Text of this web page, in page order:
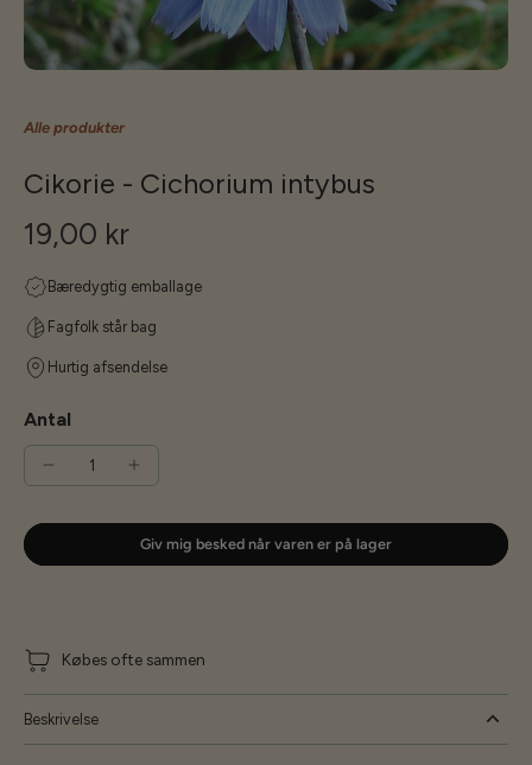
Alle produkter
Cikorie - Cichorium intybus
19,00 kr
Bæredygtig emballage
Fagfolk står bag
Hurtig afsendelse
Antal
Giv mig besked når varen er på lager
Købes ofte sammen
Beskrivelse